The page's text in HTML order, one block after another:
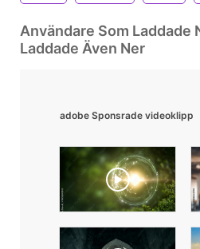
Användare Som Laddade
Laddade Även Ner
adobe Sponsrade videoklipp